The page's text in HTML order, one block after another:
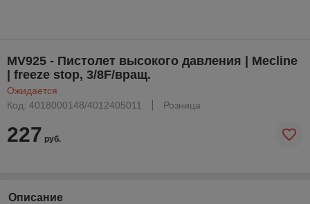
MV925 - Пистолет высокого давления | Mecline
| freeze stop, 3/8F/вращ.
Ожидается
Код: 4018000148/4012405011
Розница
227 руб.
Описание